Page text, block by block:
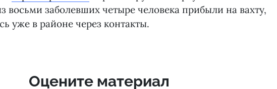
восьми заболевших четыре человека прибыли на вахту,
уже в районе через контакты.
Оцените материал